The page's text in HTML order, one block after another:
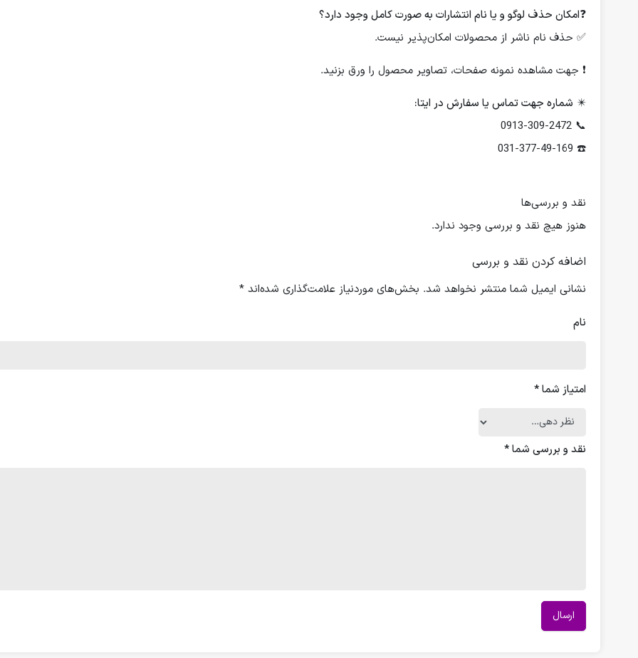
❓امکان حذف لوگو و یا نام انتشارات به صورت کامل وجود دارد؟
✅ حذف نام ناشر از محصولات امکان‌پذیر نیست.
❗️ جهت مشاهده نمونه صفحات، تصاویر محصول را ورق بزنید.
✴️ شماره جهت تماس یا سفارش در ایتا:
📞 0913-309-2472
☎️ 031-377-49-169
نقد و بررسی‌ها
هنوز هیچ نقد و بررسی وجود ندارد.
اضافه کردن نقد و بررسی
نشانی ایمیل شما منتشر نخواهد شد. بخش‌های موردنیاز علامت‌گذاری شده‌اند*
نام
امتیاز شما*
نقد و بررسی شما*